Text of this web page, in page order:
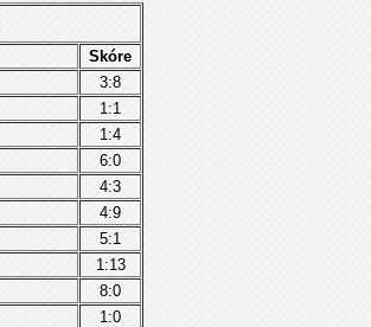
Skóre
3:8
1:1
1:4
6:0
4:3
4:9
5:1
1:13
8:0
1:0